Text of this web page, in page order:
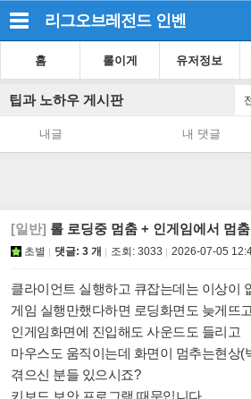
리그오브레전드 인벤
홈 롤이게 유저정보
팁과 노하우 게시판
내글 내 댓글
[일반] 롤 로딩중 멈춤 + 인게임에서 멈
초별 댓글: 3 개 조회: 3033 2026-07-05
클라이언트 실행하고 큐잡는데는 이상이
게임 실행만했다하면 로딩화면도 늦게뜨고
인게임화면에 진입해도 사운드도 들리고
마우스도 움직이는데 화면이 멈추는현상(
겪으신 분들 있으시죠?
키보드 보안 프로그램 때문입니다.